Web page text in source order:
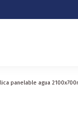
panelable agua